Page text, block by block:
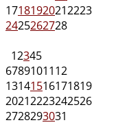
17181920212223
2425262728
12345
6789101112
13141516171819
20212223242526
2728293031